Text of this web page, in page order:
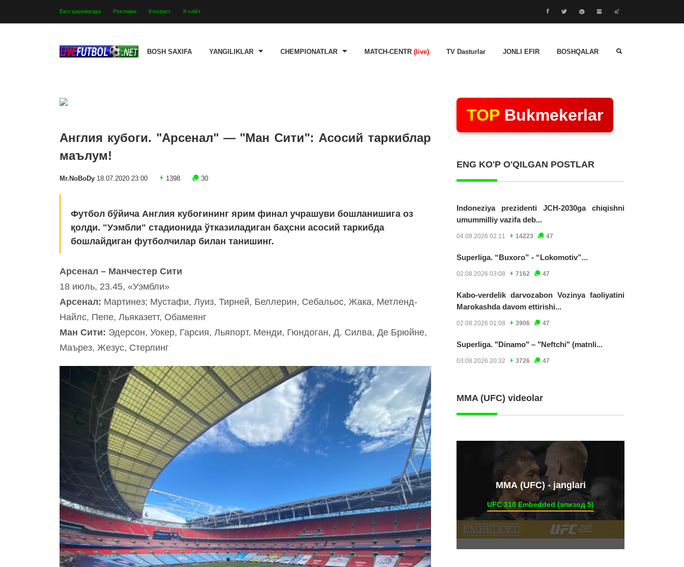
Биз ҳақимизда Реклама Контакт Х-сайт
BOSH SAXIFA YANGILIKLAR CHEMPIONATLAR MATCH-CENTR (live) TV Dasturlar JONLI EFIR BOSHQALAR
Англия кубоги. "Арсенал" — "Ман Сити": Асосий таркиблар
маълум!
Mr.NoBoDy 18.07.2020 23:00 1398 30
Футбол бўйича Англия кубогининг ярим финал учрашуви бошланишига оз
қолди. "Уэмбли" стадионида ўтказиладиган баҳсни асосий таркибда
бошлайдиган футболчилар билан танишинг.
Арсенал – Манчестер Сити
18 июль, 23.45, «Уэмбли»
Арсенал: Мартинез; Мустафи, Луиз, Тирней, Беллерин, Себальос, Жака, Метленд-
Найлс, Пепе, Льяказетт, Обамеянг
Ман Сити: Эдерсон, Уокер, Гарсия, Льяпорт, Менди, Гюндоган, Д. Силва, Де Брюйне,
Маърез, Жезус, Стерлинг
TOP Bukmekerlar
ENG KO'P O'QILGAN POSTLAR
Indoneziya prezidenti JCH-2030ga chiqishni
umummilliy vazifa deb...
04.08.2026 02:11 14223 47
Superliga. “Buxoro” - “Lokomotiv”...
02.08.2026 03:08 7162 47
Kabo-verdelik darvozabon Vozinya faoliyatini
Marokashda davom ettirishi...
02.08.2026 01:08 3906 47
Superliga. "Dinamo" – "Neftchi" (matnli...
03.08.2026 20:32 3726 47
MMA (UFC) videolar
ММА (UFC) - janglari
UFC 310 Embedded (эпизод 5)